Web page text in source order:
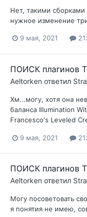
Нет, такими
нужное изменение
9 мая, 2021
ПОИСК плагинов
Aeltorken ответил
Хм...могу, хотя она
баланса Illumination
Francesco's Leveled
9 мая, 2021
ПОИСК плагинов
Aeltorken ответил
Могу посоветовать
я понятия не имею,